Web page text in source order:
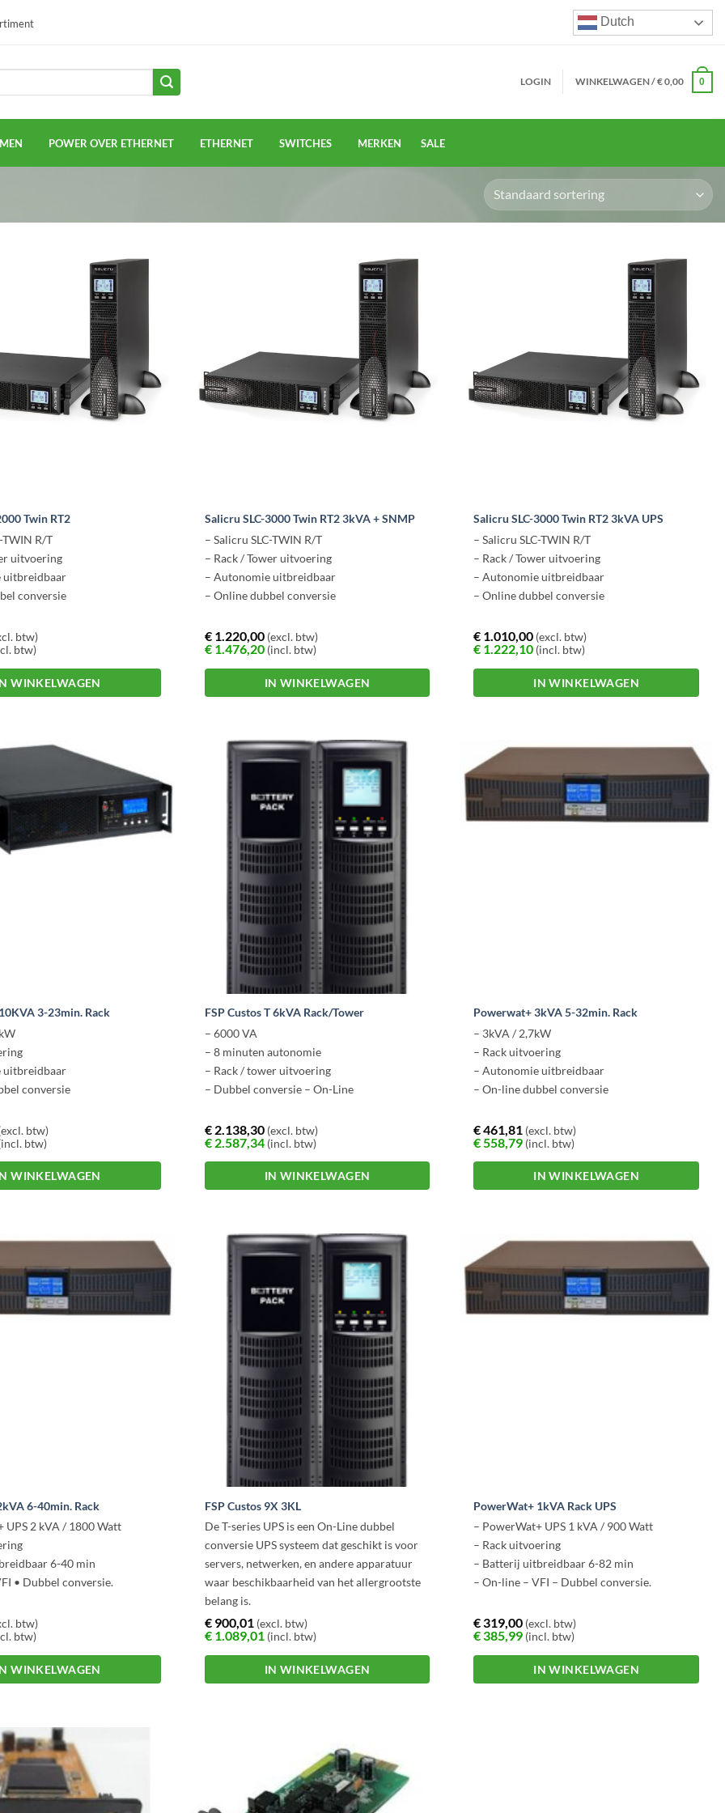
Dutch
LOGIN WINKELWAGEN /€0,00 0
POWER OVER ETHERNET ETHERNET SWITCHES MERKEN SALE
Twin RT2
TWIN R/T
uitvoering
uitbreidbaar
conversie
btw)
btw)
WINKELWAGEN
Salicru SLC-3000 Twin RT2 3kVA + SNMP
– Salicru SLC-TWIN R/T
– Rack / Tower uitvoering
– Autonomie uitbreidbaar
– Online dubbel conversie
€1.220,00(excl. btw)
€1.476,20(incl. btw)
IN WINKELWAGEN
Salicru SLC-3000 Twin RT2 3kVA UPS
– Salicru SLC-TWIN R/T
– Rack / Tower uitvoering
– Autonomie uitbreidbaar
– Online dubbel conversie
€ 1.010,00 (excl. btw)
€ 1.222,10 (incl. btw)
IN WINKELWAGEN
3-23min. Rack
uitbreidbaar
conversie
btw)
btw)
WINKELWAGEN
FSP Custos T 6kVA Rack/Tower
– 6000 VA
– 8 minuten autonomie
– Rack / tower uitvoering
– Dubbel conversie – On-Line
€2.138,30(excl. btw)
€2.587,34(incl. btw)
IN WINKELWAGEN
Powerwat+ 3kVA 5-32min. Rack
– 3kVA / 2,7kW
– Rack uitvoering
– Autonomie uitbreidbaar
– On-line dubbel conversie
€461,81 (excl. btw)
€558,79 (incl. btw)
IN WINKELWAGEN
heeft
meerdere
variaties.
Deze
6-40min. Rack
UPS 2 kVA / 1800 Watt
6-40 min
• Dubbel conversie.
btw)
btw)
WINKELWAGEN
FSP Custos 9X 3KL
De T-series UPS is een On-Line dubbel
conversie UPS systeem dat geschikt is voor
servers, netwerken, en andere apparatuur
waar beschikbaarheid van het allergrootste
belang is.
Met de Hot Swappable batterijen, LCD
Display, Rackmount en Desktop optie en de
verschillende opties voor software, zijn de T-
series UPS systemen een eenvoudig
kVA tot en met 10 kVA. De units hebben een
uitgangspowerfactor van 0,9.
€900,01(excl. btw)
€1.089,01(incl. btw)
IN WINKELWAGEN
PowerWat+ 1kVA Rack UPS
– PowerWat+ UPS 1 kVA / 900 Watt
– Rack uitvoering
– Batterij uitbreidbaar 6-82 min
– On-line – VFI – Dubbel conversie.
€319,00 (excl. btw)
€385,99 (incl. btw)
IN WINKELWAGEN